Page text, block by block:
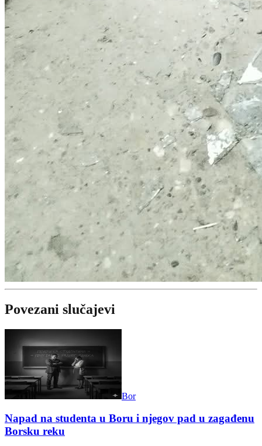
Povezani slučajevi
Bor
Napad na studenta u Boru i njegov pad u zagađenu
Borsku reku